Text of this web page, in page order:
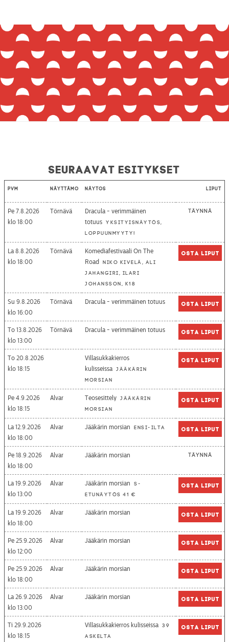
Seuraavat esitykset
Pvm Näyttämö Näytös Liput
Pe 7.8.2026
18:00
Törnävä
Dracula - verimmäinen
totuus Yksityisnäytös,
loppuunmyyty!
Täynnä
La 8.8.2026
18:00
Törnävä
Komediafestivaali On The
Road
Niko Kivelä, Ali
Jahangiri, Ilari
Johansson, K18
Osta liput
Su 9.8.2026
16:00
Törnävä Dracula - verimmäinen totuus Osta liput
To 13.8.2026
13:00
Törnävä Dracula - verimmäinen totuus Osta liput
To 20.8.2026
18:15
Villasukkakierros
kulisseissa Jääkärin
morsian
Osta liput
Pe 4.9.2026
18:15
Alvar Teosesittely Jääkärin
morsian
Osta liput
La 12.9.2026
18:00
Alvar Jääkärin morsian Ensi-ilta Osta liput
Pe 18.9.2026
18:00
Alvar Jääkärin morsian Täynnä
La 19.9.2026
13:00
Alvar Jääkärin morsian
S-
etunäytös 41 €
Osta liput
La 19.9.2026
18:00
Alvar Jääkärin morsian Osta liput
Pe 25.9.2026
12:00
Alvar Jääkärin morsian Osta liput
Pe 25.9.2026
18:00
Alvar Jääkärin morsian Osta liput
La 26.9.2026
13:00
Alvar Jääkärin morsian Osta liput
Ti 29.9.2026
18:15
Villasukkakierros kulisseissa 39
askelta
Osta liput